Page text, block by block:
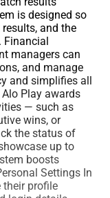
is designed so
and the
managers can
and manage
and simplifies all
Play awards
— such as
wins, or
the status of
up to
boosts
Settings In
their profile